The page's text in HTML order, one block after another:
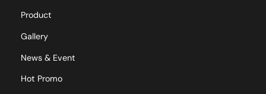
Product
Gallery
News & Event
Hot Promo